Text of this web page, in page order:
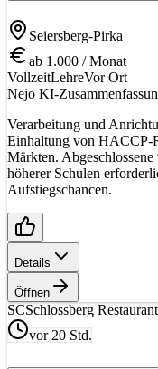
Seiersberg-Pirka
ab 1.000 / Monat
VollzeitLehreVor Ort
Nejo KI-
Verarbeitung und
Einhaltung von
Märkten.
höherer Schulen
Aufstiegschancen.
Details
Öffnen
SCSchlossberg Restaurant
vor 20 Std.